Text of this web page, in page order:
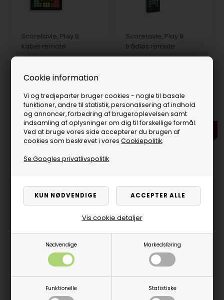
Cookie information
Vi og tredjeparter bruger cookies - nogle til basale
funktioner, andre til statistik, personalisering af indhold
og annoncer, forbedring af brugeroplevelsen samt
indsamling af oplysninger om dig til forskellige formål.
Ved at bruge vores side accepterer du brugen af
cookies som beskrevet i voresCookiepolitik.
Se Googles privatlivspolitik
Nødvendige Markedsføring
Funktionelle Statistiske
Vis cookie detaljer
Scoretavle, Play 8
kabel remote
3.569,00 DKK
Scoretavle, Play 8
trådløs remote
5.099,00 DKK
Tilbud
Krog, lang messing
Få på lager
White collar t/ ADAM kø
49,00
DKK
På lager